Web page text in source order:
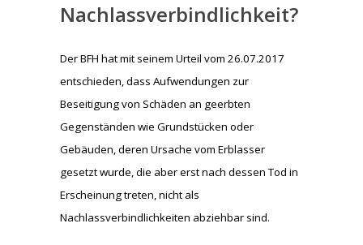
Nachlassverbindlichkeit?
Der BFH hat mit seinem Urteil vom 26.07.2017
entschieden, dass Aufwendungen zur
Beseitigung von Schäden an geerbten
Gegenständen wie Grundstücken oder
Gebäuden, deren Ursache vom Erblasser
gesetzt wurde, die aber erst nach dessen Tod in
Erscheinung treten, nicht als
Nachlassverbindlichkeiten abziehbar sind.